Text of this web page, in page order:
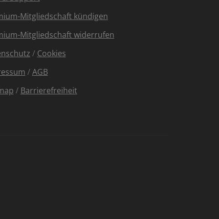
Mitgliedschaft kündigen
Mitgliedschaft widerrufen
/ Cookies
/AGB
/ Barrierefreiheit